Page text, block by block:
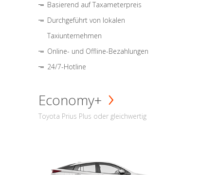
Basierend auf Taxameterpreis
Durchgeführt von lokalen
Taxiunternehmen
Online- und Offline-Bezahlungen
24/7-Hotline
Economy+
Toyota Prius Plus oder gleichwertig